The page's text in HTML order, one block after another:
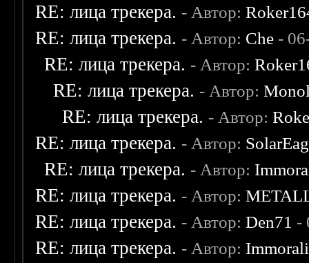
RE: лица трекера. - Автор:
RE: лица трекера. - Автор: Che -
RE: лица трекера. - Автор:
RE: лица трекера. - Автор:
RE: лица трекера. - Автор:
RE: лица трекера. - Автор:
RE: лица трекера. - Автор:
RE: лица трекера. - Автор:
RE: лица трекера. - Автор:Den71 -
RE: лица трекера. - Автор: